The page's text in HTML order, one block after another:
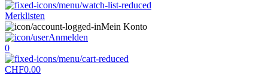
Merklisten
Mein Konto
Anmelden
0
CHF0.00